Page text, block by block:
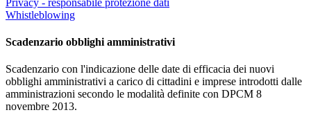
Whistleblowing
Scadenzario obblighi amministrativi
Scadenzario con l'indicazione delle date di efficacia dei nuovi
obblighi amministrativi a carico di cittadini e imprese introdotti dalle
amministrazioni secondo le modalità definite con DPCM 8
novembre 2013.